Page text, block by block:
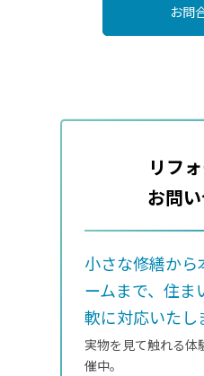
お問
リフ
お問
小さな修繕から
ームまで、 住ま
軟に対応いたし
実物を見て触れる体
催中。